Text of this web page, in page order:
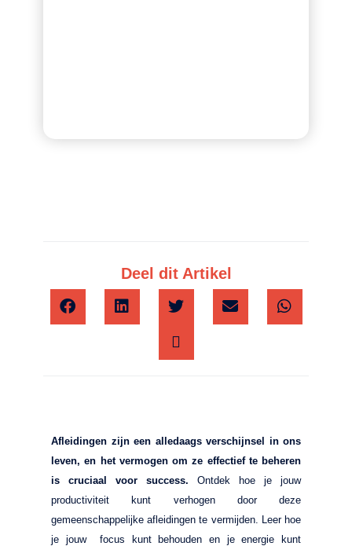
Deel dit Artikel
Afleidingen zijn een alledaags verschijnsel in ons
leven, en het vermogen om ze effectief te beheren
is cruciaal voor success. Ontdek hoe je jouw
productiviteit kunt verhogen door deze
gemeenschappelijke afleidingen te vermijden. Leer hoe
je jouw focus kunt behouden en je energie kunt